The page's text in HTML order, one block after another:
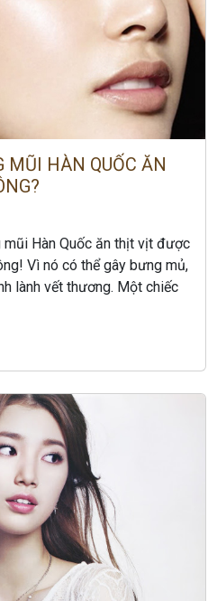
MŨI HÀN QUỐC ĂN
mũi Hàn Quốc ăn thịt vịt được
Vì nó có thể gây bưng mủ,
lành vết thương. Một chiếc